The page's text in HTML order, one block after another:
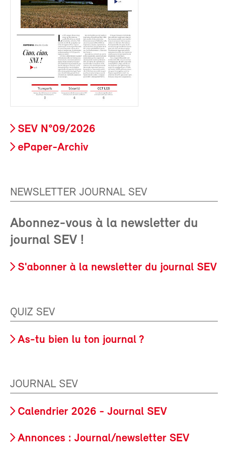
SEV N°09/2026
ePaper-Archiv
NEWSLETTER JOURNAL SEV
Abonnez-vous à la newsletter du
journal SEV !
S'abonner à la newsletter du journal SEV
QUIZ SEV
As-tu bien lu ton journal ?
JOURNAL SEV
Calendrier 2026 - Journal SEV
Annonces : Journal/newsletter SEV